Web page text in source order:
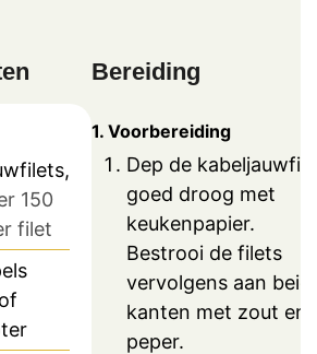
150
filet
Bereiding
1. Voorbereiding
Dep de
goed droog met
keukenpapier.
Bestrooi de filets
vervolgens aan
kanten met zout en
peper.